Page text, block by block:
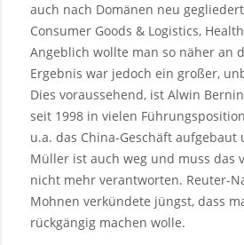
auch nach Domänen neu
Consumer Goods & Logistics,
Angeblich wollte man so näher an
Ergebnis war jedoch ein großer,
Dies voraussehend, ist Alwin
seit 1998 in vielen
u.a. das China-Geschäft
Müller ist auch weg und muss das
nicht mehr verantworten. Reuter-
Mohnen verkündete jüngst, dass
rückgängig machen wolle.